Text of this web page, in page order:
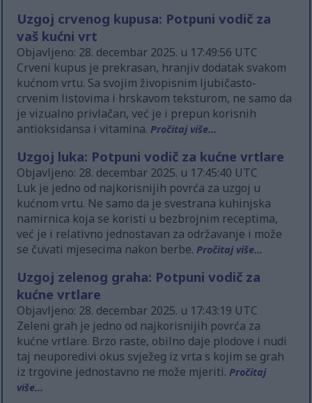
Uzgoj crvenog kupusa: Potpuni vodič za
vaš kućni vrt
Objavljeno: 28. decembar 2025. u 17:49:56 UTC
Crveni kupus je prekrasan, hranjiv dodatak svakom
kućnom vrtu. Sa svojim živopisnim ljubičasto-
crvenim listovima i hrskavom teksturom, ne samo da
je vizualno privlačan, već je i prepun korisnih
antioksidansa i vitamina.Pročitaj više...
Uzgoj luka: Potpuni vodič za kućne vrtlare
Objavljeno: 28. decembar 2025. u 17:45:40 UTC
Luk je jedno od najkorisnijih povrća za uzgoj u
kućnom vrtu. Ne samo da je svestrana kuhinjska
namirnica koja se koristi u bezbrojnim receptima,
već je i relativno jednostavan za održavanje i može
se čuvati mjesecima nakon berbe.Pročitaj više...
Uzgoj zelenog graha: Potpuni vodič za
kućne vrtlare
Objavljeno: 28. decembar 2025. u 17:43:19 UTC
Zeleni grah je jedno od najkorisnijih povrća za
kućne vrtlare. Brzo raste, obilno daje plodove i nudi
taj neuporedivi okus svježeg iz vrta s kojim se grah
iz trgovine jednostavno ne može mjeriti.Pročitaj
više...